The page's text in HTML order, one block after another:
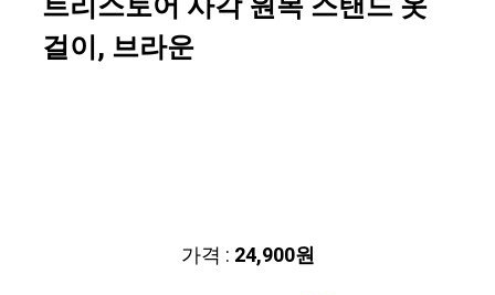
걸이, 브라운
가격 : 24,900원